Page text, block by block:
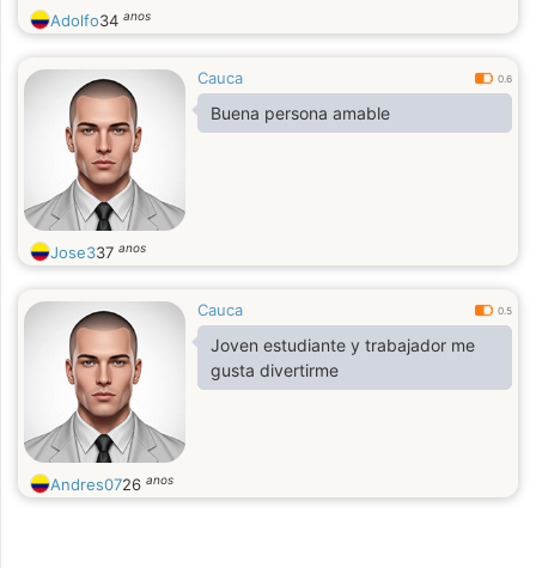
Adolfo34 anos
Cauca 0.6
Buena persona amable
Jose337 anos
Cauca 0.5
Joven estudiante y trabajador me
gusta divertirme
Andres0726 anos